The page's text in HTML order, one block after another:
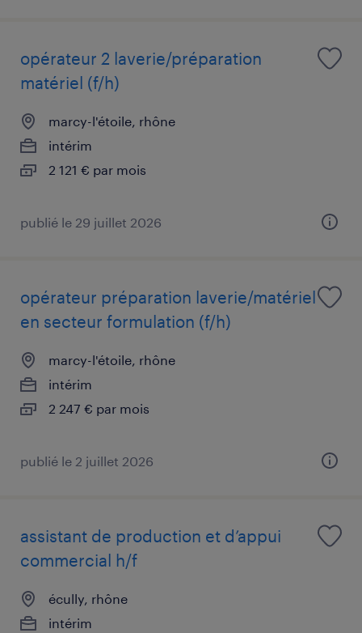
opérateur 2 laverie/préparation
matériel (f/h)
marcy-l'étoile, rhône
intérim
2 121 € par mois
publié le 29 juillet 2026
opérateur préparation laverie/matériel
en secteur formulation (f/h)
marcy-l'étoile, rhône
intérim
2 247 € par mois
publié le 2 juillet 2026
assistant de production et d’appui
commercial h/f
écully, rhône
intérim